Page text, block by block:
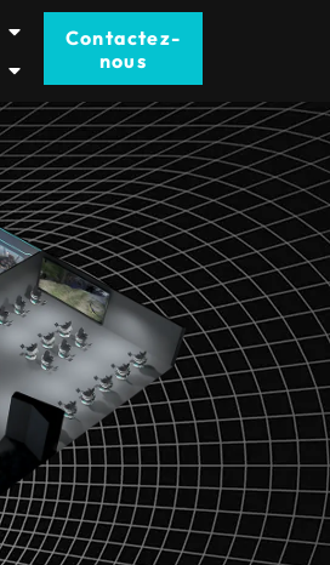
Contactez-
nous